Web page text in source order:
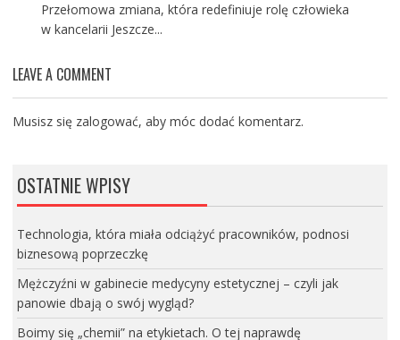
Przełomowa zmiana, która redefiniuje rolę człowieka
w kancelarii Jeszcze...
LEAVE A COMMENT
Musisz się zalogować, aby móc dodać komentarz.
OSTATNIE WPISY
Technologia, która miała odciążyć pracowników, podnosi
biznesową poprzeczkę
Mężczyźni w gabinecie medycyny estetycznej – czyli jak
panowie dbają o swój wygląd?
Boimy się „chemii” na etykietach. O tej naprawdę